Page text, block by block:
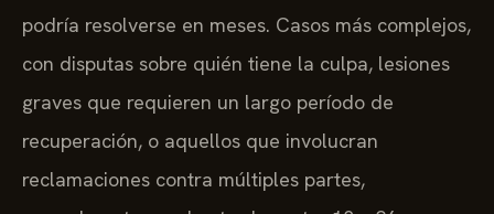
podría resolverse en meses. Casos más complejos,
con disputas sobre quién tiene la culpa, lesiones
graves que requieren un largo período de
recuperación, o aquellos que involucran
reclamaciones contra múltiples partes,